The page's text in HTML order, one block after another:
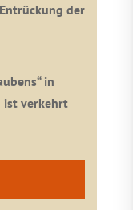
der
in
ist verkehrt